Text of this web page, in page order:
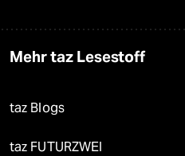
Mehr taz Lesestoff
taz Blogs
taz FUTURZWEI